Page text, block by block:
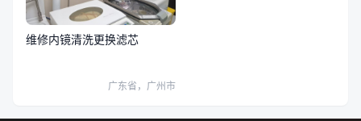
维修内镜清洗更换滤芯
广东省，广州市